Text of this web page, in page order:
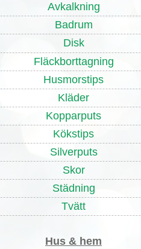
Avkalkning
Badrum
Disk
Fläckborttagning
Husmorstips
Kläder
Kopparputs
Kökstips
Silverputs
Skor
Städning
Tvätt
Hus & hem